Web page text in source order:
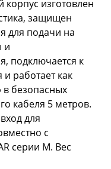
изготовлен
защищен
для подачи на
и
подключается к
работает как
безопасных
кабеля 5 метров.
для
с
серии M. Вес